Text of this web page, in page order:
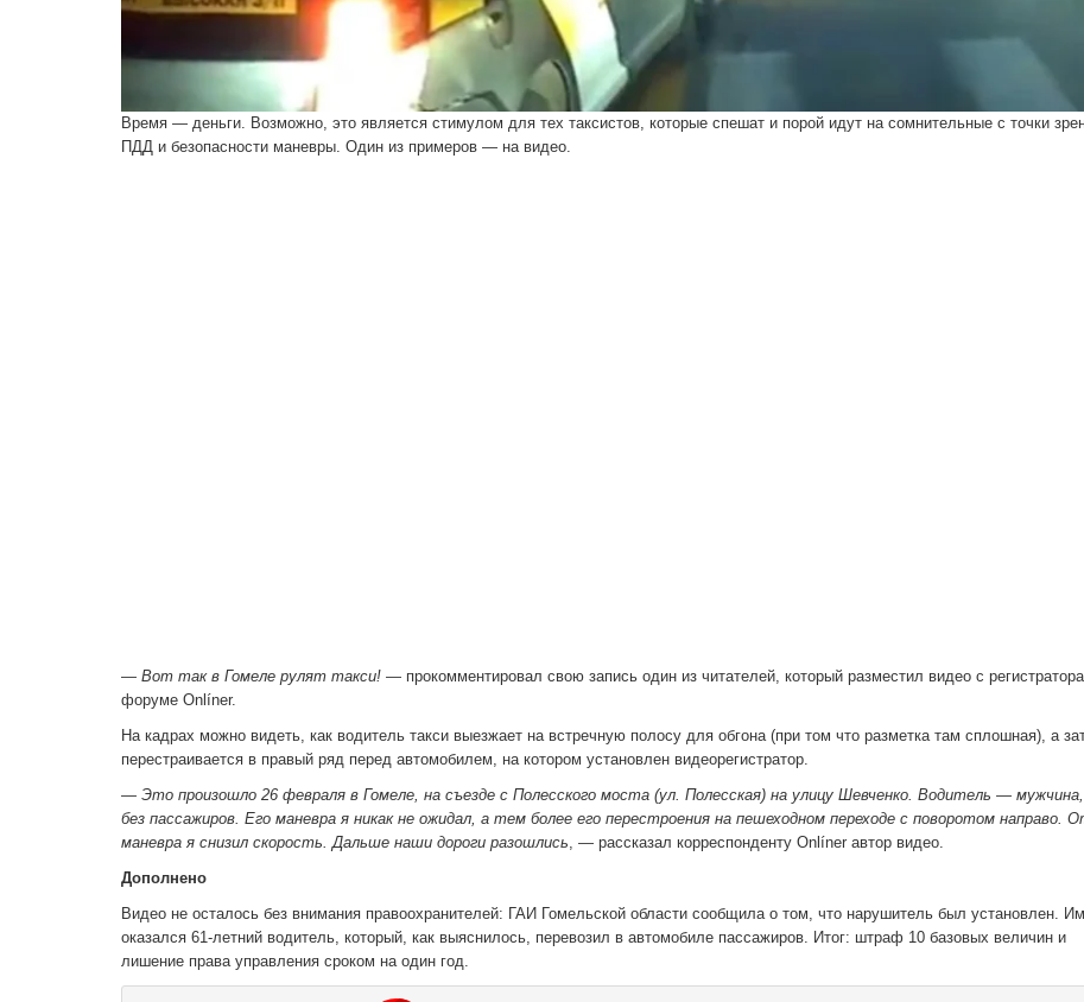
Время — деньги. Возможно, это является стимулом для тех таксистов, которые спешат и порой идут на сомнительные с точки
ПДД и безопасности маневры. Один из примеров — на видео.
— Вот так в Гомеле рулят такси! — прокомментировал свою запись один из читателей, который размеcтил видео с
форуме Onlíner.
На кадрах можно видеть, как водитель такси выезжает на встречную полосу для обгона (при том что разметка там сплошная), а
перестраивается в правый ряд перед автомобилем, на котором установлен видеорегистратор.
— Это произошло 26 февраля в Гомеле, на съезде с Полесского моста (ул. Полесская) на улицу Шевченко. Водитель —
без пассажиров. Его маневра я никак не ожидал , а тем более его перестроения на пешеходном переходе с поворотом направо.
маневра я снизил скорость. Дальше наши дороги разошлись , — рассказал корреспонденту Onlíner автор видео.
Дополнено
Видео не осталось без внимания правоохранителей: ГАИ Гомельской области сообщила о том, что нарушитель был установлен. Им
оказался 61-летний водитель, который, как выяснилось, перевозил в автомобиле пассажиров. Итог: штраф 10 базовых величин и
лишение права управления сроком на один год.